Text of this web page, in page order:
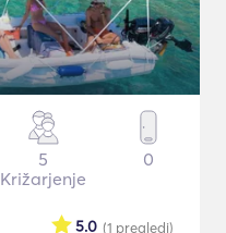
5
Križarjenje
0
(1 pregledi)
5.0